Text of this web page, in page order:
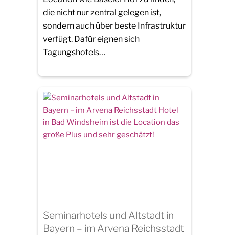
die nicht nur zentral gelegen ist,
sondern auch über beste Infrastruktur
verfügt. Dafür eignen sich
Tagungshotels…
Seminarhotels und Altstadt in
Bayern – im Arvena Reichsstadt